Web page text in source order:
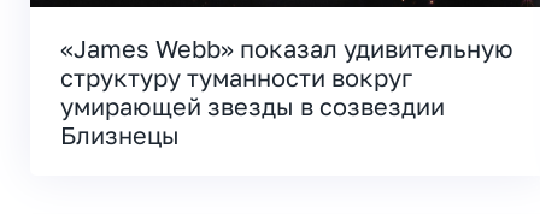
«James Webb» показал удивительную
структуру туманности вокруг
умирающей звезды в созвездии
Близнецы